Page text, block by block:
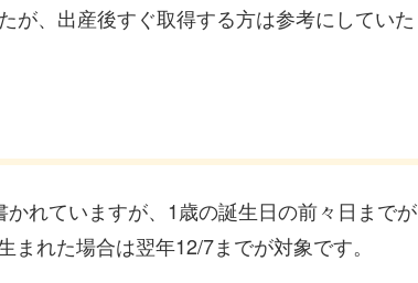
が、出産後すぐ取得する方は参考にしていた
れていますが、1歳の誕生日の前々日までが
れた場合は翌年12/7までが対象です。